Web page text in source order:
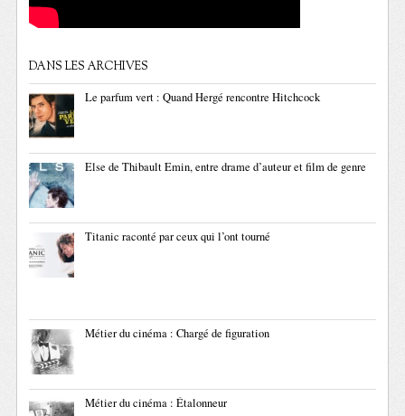
DANS LES ARCHIVES
Le parfum vert : Quand Hergé rencontre Hitchcock
Else de Thibault Emin, entre drame d’auteur et film de genre
Titanic raconté par ceux qui l’ont tourné
Métier du cinéma : Chargé de figuration
Métier du cinéma : Étalonneur